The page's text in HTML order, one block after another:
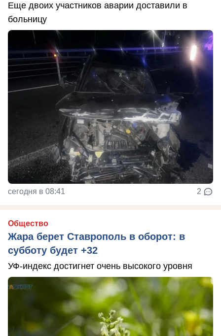
Еще двоих участников аварии доставили в
больницу
сегодня в 08:41 2
Общество
Жара берет Ставрополь в оборот: в
субботу будет +32
УФ-индекс достигнет очень высокого уровня